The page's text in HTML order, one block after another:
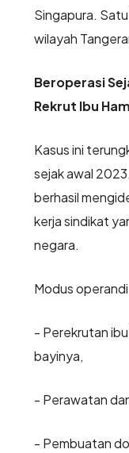
Singapura.
wilayah
Beroperasi
Rekrut Ibu
Kasus ini
sejak awal
berhasil
kerja sindikat
negara.
Modus
- Perekrutan
bayinya,
- Perawatan
- Pembuatan